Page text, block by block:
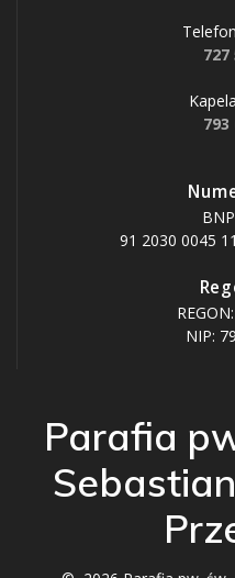
727
793
91 2030 0045
NIP:
Parafia